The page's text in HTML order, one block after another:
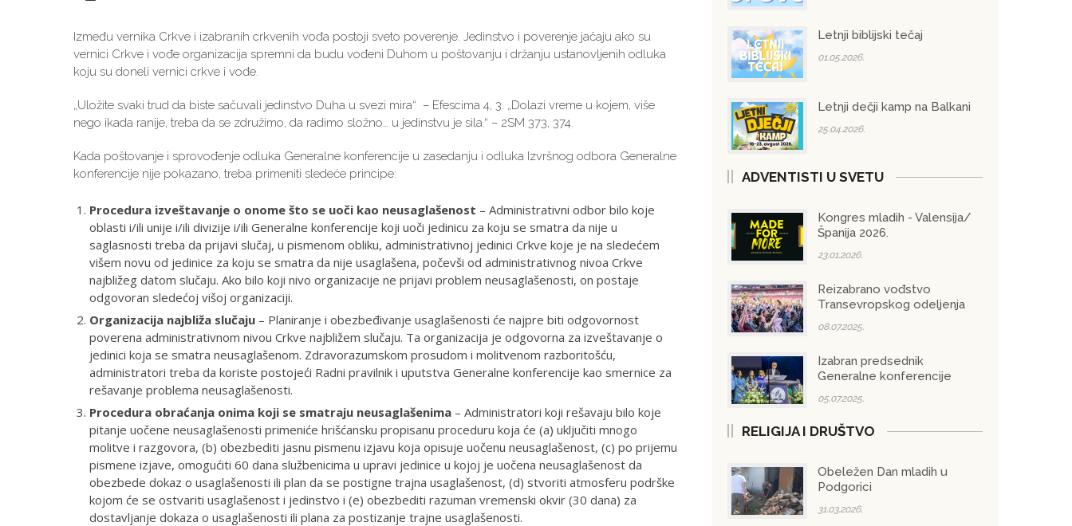
Između vernika Crkve i izabranih crkvenih vođa postoji sveto poverenje. Jedinstvo i poverenje jačaju ako su
vernici Crkve i vođe organizacija spremni da budu vođeni Duhom u poštovanju i držanju ustanovljenih odluka
koju su doneli vernici crkve i vođe.
„Uložite svaki trud da biste sačuvali jedinstvo Duha u svezi mira“ – Efescima 4, 3. „Dolazi vreme u kojem, više
nego ikada ranije, treba da se združimo, da radimo složno… u jedinstvu je sila.“ – 2SM 373, 374.
Kada poštovanje i sprovođenje odluka Generalne konferencije u zasedanju i odluka Izvršnog odbora Generalne
konferencije nije pokazano, treba primeniti sledeće principe:
Procedura izveštavanje o onome što se uoči kao neusaglašenost – Administrativni odbor bilo koje
oblasti i/ili unije i/ili divizije i/ili Generalne konferencije koji uoči jedinicu za koju se smatra da nije u
saglasnosti treba da prijavi slučaj, u pismenom obliku, administrativnoj jedinici Crkve koje je na sledećem
višem novu od jedinice za koju se smatra da nije usaglašena, počevši od administrativnog nivoa Crkve
najbližeg datom slučaju. Ako bilo koji nivo organizacije ne prijavi problem neusaglašenosti, on postaje
odgovoran sledećoj višoj organizaciji.
Organizacija najbliža slučaju – Planiranje i obezbeđivanje usaglašenosti će najpre biti odgovornost
poverena administrativnom nivou Crkve najbližem slučaju. Ta organizacija je odgovorna za izveštavanje o
jedinici koja se smatra neusaglašenom. Zdravorazumskom prosudom i molitvenom razboritošću,
administratori treba da koriste postojeći Radni pravilnik i uputstva Generalne konferencije kao smernice za
rešavanje problema neusaglašenosti.
Procedura obraćanja onima koji se smatraju neusaglašenima – Administratori koji rešavaju bilo koje
pitanje uočene neusaglašenosti primeniće hrišćansku propisanu proceduru koja će (a) uključiti mnogo
molitve i razgovora, (b) obezbediti jasnu pismenu izjavu koja opisuje uočenu neusaglašenost, (c) po prijemu
pismene izjave, omogućiti 60 dana službenicima u upravi jedinice u kojoj je uočena neusaglašenost da
obezbede dokaz o usaglašenosti ili plan da se postigne trajna usaglašenost, (d) stvoriti atmosferu podrške
kojom će se ostvariti usaglašenost i jedinstvo i (e) obezbediti razuman vremenski okvir (30 dana) za
dostavljanje dokaza o usaglašenosti ili plana za postizanje trajne usaglašenosti.
Letnji biblijski tečaj
01.05.2026.
Letnji dečji kamp na Balkani
25.04.2026.
ADVENTISTI U SVETU
Kongres mladih - Valensija/
Španija 2026.
23.01.2026.
Reizabrano vođstvo
Transevropskog odeljenja
08.07.2025.
Izabran predsednik
Generalne konferencije
05.07.2025.
RELIGIJA I DRUŠTVO
Obeležen Dan mladih u
Podgorici
31.03.2026.